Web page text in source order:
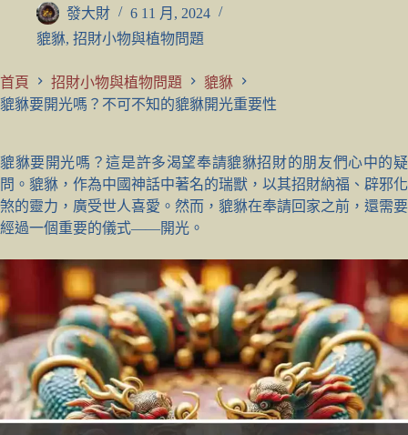
發大財
6 11 月, 2024
貔貅, 招財小物與植物問題
首頁 招財小物與植物問題
貔貅
貔貅要開光嗎？不可不知的貔貅開光重要性
貔貅要開光嗎？這是許多渴望奉請貔貅招財的朋友們心中的疑
問。貔貅，作為中國神話中著名的瑞獸，以其招財納福、辟邪化
煞的靈力，廣受世人喜愛。然而，貔貅在奉請回家之前，還需要
經過一個重要的儀式——開光。